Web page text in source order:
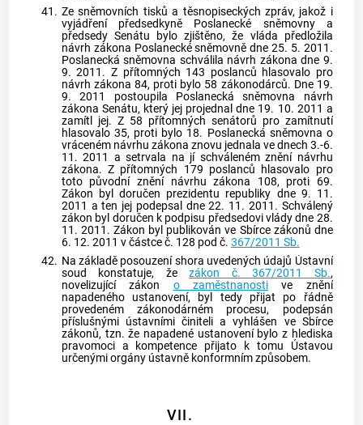
41. Ze sněmovních tisků a těsnopiseckých zpráv, jakož i
vyjádření předsedkyně Poslanecké sněmovny a
předsedy Senátu bylo zjištěno, že vláda předložila
návrh zákona Poslanecké sněmovně dne 25. 5. 2011.
Poslanecká sněmovna schválila návrh zákona dne 9.
9. 2011. Z přítomných 143 poslanců hlasovalo pro
návrh zákona 84, proti bylo 58 zákonodárců. Dne 19.
9. 2011 postoupila Poslanecká sněmovna návrh
zákona Senátu, který jej projednal dne 19. 10. 2011 a
zamítl jej. Z 58 přítomných senátorů pro zamítnutí
hlasovalo 35, proti bylo 18. Poslanecká sněmovna o
vráceném návrhu zákona znovu jednala ve dnech 3.-6.
11. 2011 a setrvala na jí schváleném znění návrhu
zákona. Z přítomných 179 poslanců hlasovalo pro
toto původní znění návrhu zákona 108, proti 69.
Zákon byl doručen prezidentu republiky dne 9. 11.
2011 a ten jej podepsal dne 22. 11. 2011. Schválený
zákon byl doručen k podpisu předsedovi vlády dne 28.
11. 2011. Zákon byl publikován ve Sbírce zákonů dne
6. 12. 2011 v částce č. 128 pod č. 367/2011 Sb.
42. Na základě posouzení shora uvedených údajů Ústavní
soud
konstatuje, žezákon č. 367/2011 Sb.,
novelizující zákon o zaměstnanosti ve znění
napadeného ustanovení, byl tedy přijat po řádně
provedeném zákonodárném procesu, podepsán
příslušnými ústavními činiteli a vyhlášen ve Sbírce
zákonů, tzn. že napadené ustanovení bylo z hlediska
pravomoci a kompetence přijato k tomu Ústavou
určenými orgány ústavně konformním způsobem.
VII.